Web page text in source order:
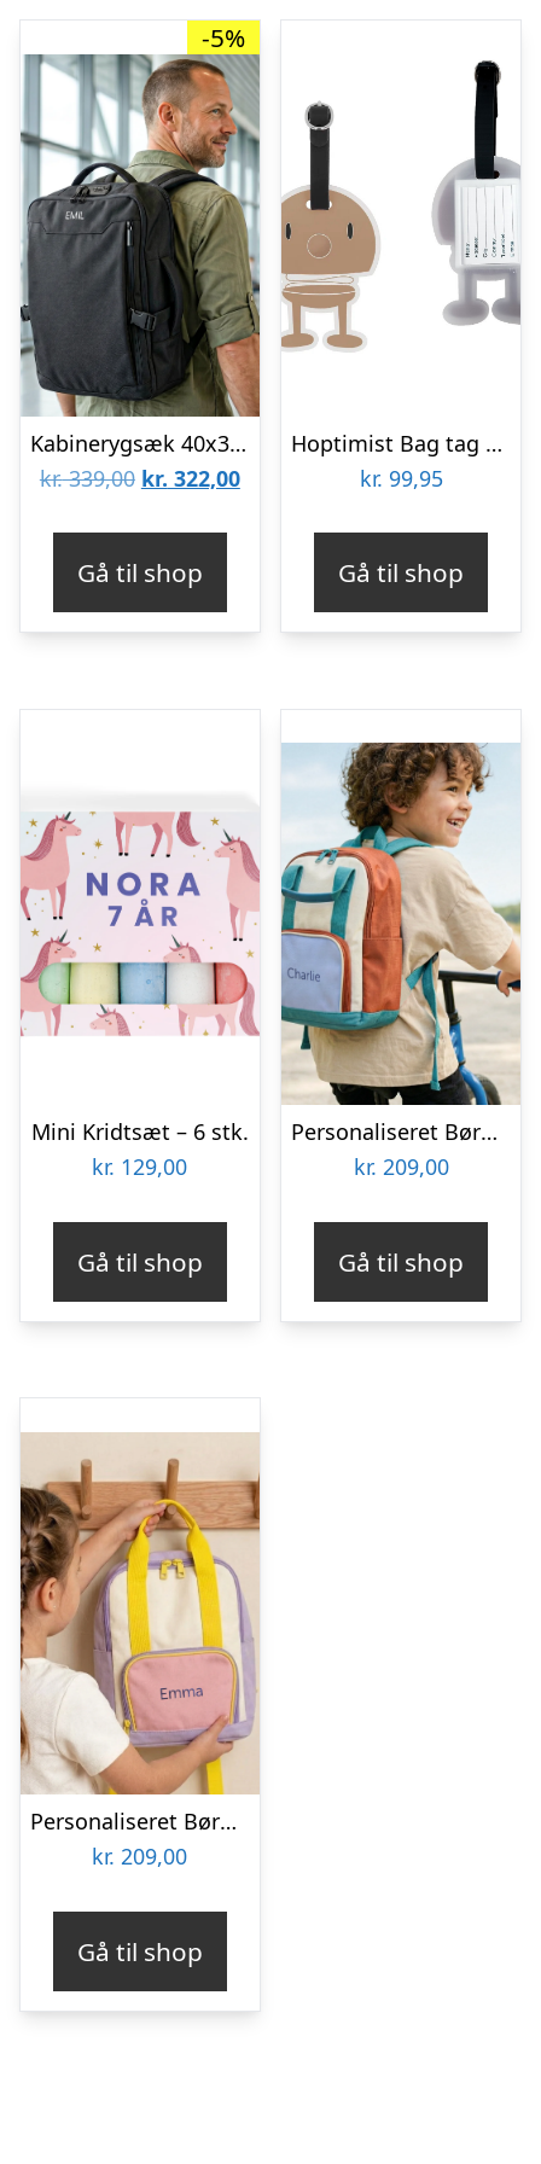
-5%
Kabinerygsæk 40x30x15 cm – Personlig
kr.339,00 Den
var:
kr. 339,00.
kr. 322,00Den
kr. 322,00.
Gå til shop
Hoptimist Bag tag plastik
kr. 99,95
Gå til shop
Mini Kridtsæt – 6 stk.
kr. 129,00
Gå til shop
Personaliseret Børnerygsæk – Broderet – Blå
kr. 209,00
Gå til shop
Personaliseret Børnerygsæk – Broderet – Pink
kr. 209,00
Gå til shop